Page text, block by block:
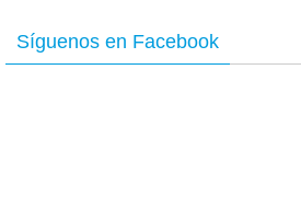
Síguenos en Facebook